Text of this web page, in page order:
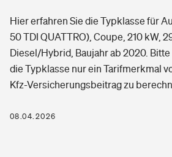
Grundfähigkeitsversicherung
Arbeitsrechtsschutz
Berufshaftpflichtversicherung
Zur Übersicht
Elementarversicherung
Freizeit
Pri­vate Haft­pflicht­
Gesundheit
Private Krankenversicherung
Hier erfahren Sie die Typklasse für
50 TDI QUATTRO), Coupe, 210 kW,
Diesel/Hybrid, Baujahr ab 2020. Bitte
die Typklasse nur ein Tarifmerkmal
Kfz-Versicherungsbeitrag zu
08.04.2026